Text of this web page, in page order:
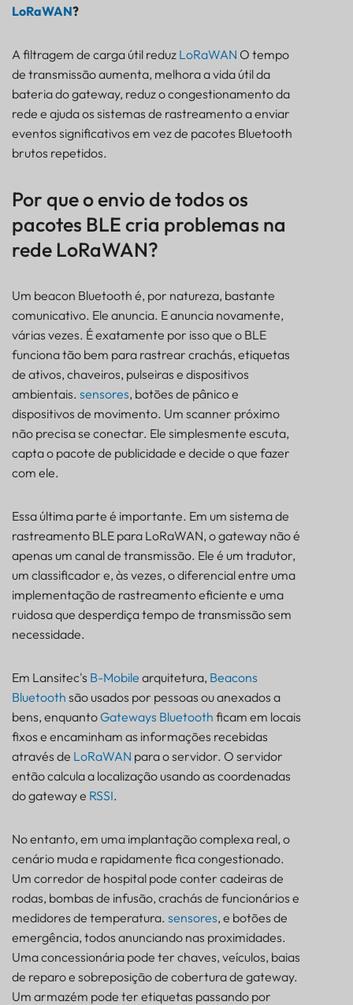
problemas na rede LoRaWAN?
BLE vs LoRaWAN: Por que a otimização da carga
útil é importante
O que é filtragem de carga útil BLE?
Exemplo de rastreamento de ativos hospitalares
usando filtragem de carga útil BLE
Como a filtragem de carga útil prolonga a vida útil
da bateria do gateway
Por que mais dados de rastreamento nem sempre
melhoram a visibilidade
Como funciona o filtro de carga útil BLE no
rastreamento Lansitec B-Mobile
Melhores práticas para filtragem de carga útil BLE
Erros comuns de filtragem de payload BLE a evitar
para-LoRaWAN escalável
Perguntas frequentes
Sobre a filtragem de carga útil BLE
LoRaWAN?
A filtragem de carga útil reduz LoRaWAN O tempo
de transmissão aumenta, melhora a vida útil da
bateria do gateway, reduz o congestionamento da
rede e ajuda os sistemas de rastreamento a enviar
eventos significativos em vez de pacotes Bluetooth
brutos repetidos.
Por que o envio de todos os
pacotes BLE cria problemas na
rede LoRaWAN?
Um beacon Bluetooth é, por natureza, bastante
comunicativo. Ele anuncia. E anuncia novamente,
várias vezes. É exatamente por isso que o BLE
funciona tão bem para rastrear crachás, etiquetas
de ativos, chaveiros, pulseiras e dispositivos
ambientais. sensores, botões de pânico e
dispositivos de movimento. Um scanner próximo
não precisa se conectar. Ele simplesmente escuta,
capta o pacote de publicidade e decide o que fazer
com ele.
Essa última parte é importante. Em um sistema de
rastreamento BLE para LoRaWAN, o gateway não é
apenas um canal de transmissão. Ele é um tradutor,
um classificador e, às vezes, o diferencial entre uma
implementação de rastreamento eficiente e uma
ruidosa que desperdiça tempo de transmissão sem
necessidade.
Em Lansitec's B-Mobile arquitetura, Beacons
Bluetooth são usados por pessoas ou anexados a
bens, enquantoGateways Bluetooth ficam em locais
fixos e encaminham as informações recebidas
através de LoRaWAN para o servidor. O servidor
então calcula a localização usando as coordenadas
do gateway e RSSI.
No entanto, em uma implantação complexa real, o
cenário muda e rapidamente fica congestionado.
Um corredor de hospital pode conter cadeiras de
rodas, bombas de infusão, crachás de funcionários e
medidores de temperatura. sensores, e botões de
emergência, todos anunciando nas proximidades.
Uma concessionária pode ter chaves, veículos, baias
de reparo e sobreposição de cobertura de gateway.
Um armazém pode ter etiquetas passando por